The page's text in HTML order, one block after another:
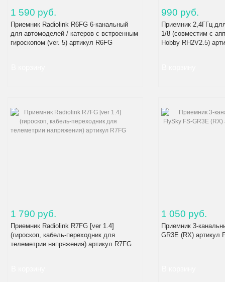
1 590 руб.
Приемник Radiolink R6FG 6-канальный
для автомоделей / катеров c встроенным
гироскопом (ver. 5) артикул R6FG
990 руб.
Приемник 2,4ГГц
1/8 (совместим с
Hobby RH2V2.5)
1 790 руб.
Приемник Radiolink R7FG [ver 1.4]
(гироскоп, кабель-переходник для
телеметрии напряжения) артикул R7FG
1 050 руб.
Приемник 3-
GR3E (RX) артикул